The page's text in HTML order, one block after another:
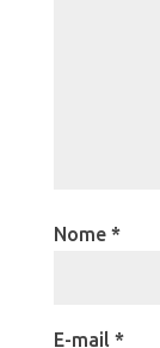
Nome *
E-mail *